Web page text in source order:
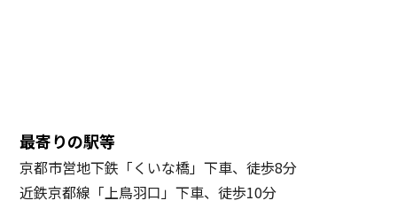
最寄りの駅等
京都市営地下鉄「くいな橋」下車、徒歩8分
近鉄京都線「上鳥羽口」下車、徒歩10分